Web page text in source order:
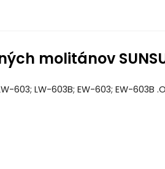
molitánov
603; LW-603B; EW-603; EW-603B